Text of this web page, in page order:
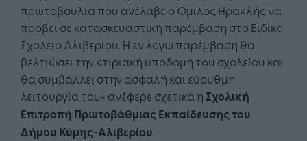
πρωτοβουλία που ανέλαβε ο Όμιλος Ηρακλής να
προβεί σε κατασκευαστική παρέμβαση στο Ειδικό
Σχολείο Αλιβερίου. Η εν λόγω παρέμβαση θα
βελτιώσει την κτιριακή υποδομή του σχολείου και
θα συμβάλλει στην ασφαλή και εύρυθμη
λειτουργία του» ανέφερε σχετικά η Σχολική
Επιτροπή Πρωτοβάθμιας Εκπαίδευσης του
Δήμου Κύμης-Αλιβερίου.